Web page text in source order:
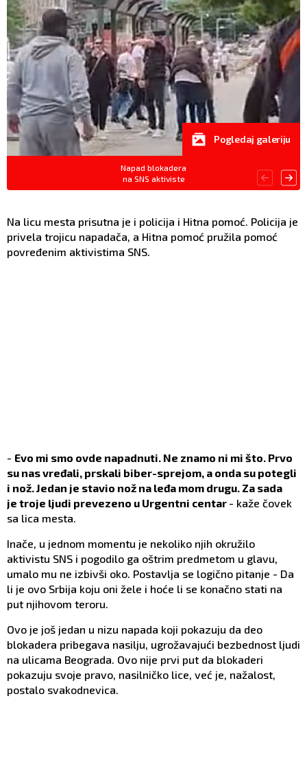
Napad blokadera
na SNS aktiviste
Pogledaj galeriju
Na licu mesta prisutna je i policija i Hitna pomoć. Policija je
privela trojicu napadača, a Hitna pomoć pružila pomoć
povređenim aktivistima SNS.
- Evo mi smo ovde napadnuti. Ne znamo ni mi što. Prvo
su nas vređali, prskali biber-sprejom, a onda su potegli
i nož. Jedan je stavio nož na leđa mom drugu. Za sada
je troje ljudi prevezeno u Urgentni centar - kaže čovek
sa lica mesta.
Inače, u jednom momentu je nekoliko njih okružilo
aktivistu SNS i pogodilo ga oštrim predmetom u glavu,
umalo mu ne izbivši oko. Postavlja se logično pitanje - Da
li je ovo Srbija koju oni žele i hoće li se konačno stati na
put njihovom teroru.
Ovo je još jedan u nizu napada koji pokazuju da deo
blokadera pribegava nasilju, ugrožavajući bezbednost ljudi
na ulicama Beograda. Ovo nije prvi put da blokaderi
pokazuju svoje pravo, nasilničko lice, već je, nažalost,
postalo svakodnevica.